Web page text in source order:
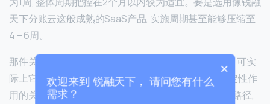
天下分账云这般成熟的SaaS产品, 实施周期甚至能够压缩至
4 – 6周。
那件关于分账的事情, 看上去好像是财务范畴内的工作, 可实
际上它却是对连锁企业的扩张速率及资金安全起着决定性作
用的关键所在。只有挑选正确的工具, 并且走上正确的路径,
China
+86
×
欢迎来到 锐融天下， 请问您有什么
需求？